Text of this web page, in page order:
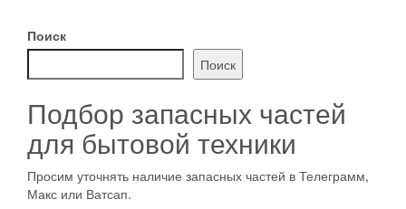
Поиск
Поиск
Подбор запасных частей
для бытовой техники
Просим уточнять наличие запасных частей в Телеграмм,
Макс или Ватсап.